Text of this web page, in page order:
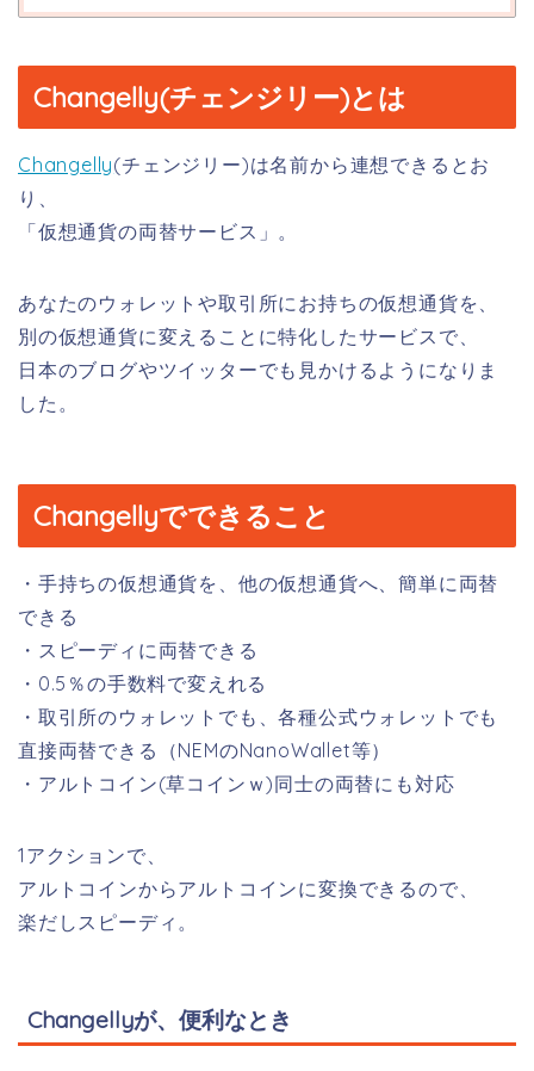
Changelly(チェンジリー)とは
Changelly(チェンジリー)は名前から連想できるとお
り、
「仮想通貨の両替サービス」。
あなたのウォレットや取引所にお持ちの仮想通貨を、
別の仮想通貨に変えることに特化したサービスで、
日本のブログやツイッターでも見かけるようになりま
した。
Changellyでできること
・手持ちの仮想通貨を、他の仮想通貨へ、簡単に両替
できる
・スピーディに両替できる
・0.5％の手数料で変えれる
・取引所のウォレットでも、各種公式ウォレットでも
直接両替できる（NEMのNanoWallet等）
・アルトコイン(草コインｗ)同士の両替にも対応
1アクションで、
アルトコインからアルトコインに変換できるので、
楽だしスピーディ。
Changellyが、便利なとき